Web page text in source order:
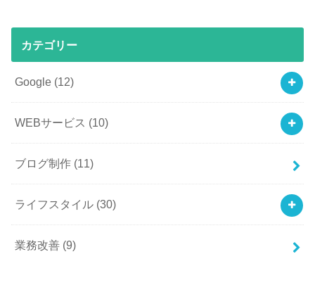
カテゴリー
Google (12)
WEBサービス (10)
ブログ制作 (11)
ライフスタイル (30)
業務改善 (9)